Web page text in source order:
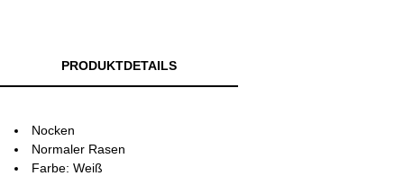
PRODUKTDETAILS
Nocken
Normaler Rasen
Farbe: Weiß